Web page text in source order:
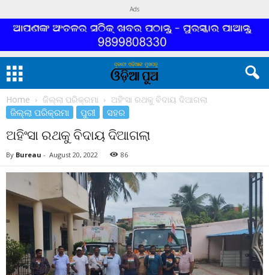
Ads
Home ଜିଲ୍ଲା ପରିକ୍ରମା ଅହିଂସା ରଥକୁ ବିଦାୟ ଦିଆଗଲା
ଜିଲ୍ଲା ପରିକ୍ରମା ପୁରୀ ସହର
ଅହିଂସା ରଥକୁ ବିଦାୟ ଦିଆଗଲା
By Bureau - August 20, 2022 86